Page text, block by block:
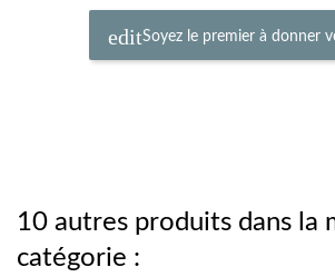
Soyez le premier à donner
10 autres produits dans la
catégorie :